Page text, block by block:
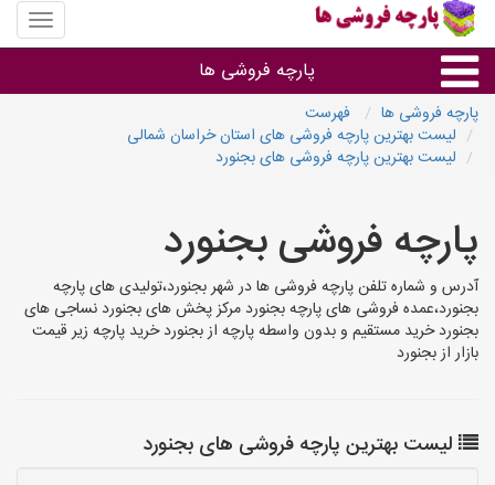
منوی
سایت
فروشی
پارچه فروشی ها
پارچه براساس جنس
پارچه فروشی های هر شهر
پارچه فروشی ها
فهرست
لیست بهترین پارچه فروشی های استان خراسان شمالی
لیست بهترین پارچه فروشی های بجنورد
پارچه فروشی بجنورد
آدرس و شماره تلفن پارچه فروشی ها در شهر بجنورد،تولیدی های پارچه
بجنورد،عمده فروشی های پارچه بجنورد مرکز پخش های بجنورد نساجی های
بجنورد خرید مستقیم و بدون واسطه پارچه از بجنورد خرید پارچه زیر قیمت
بازار از بجنورد
لیست بهترین پارچه فروشی های بجنورد